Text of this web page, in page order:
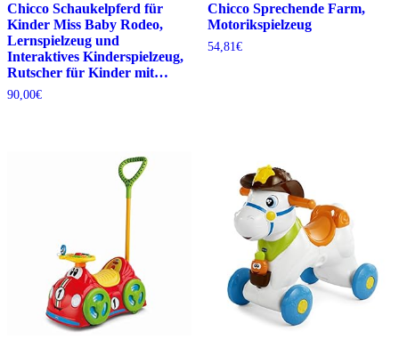
Chicco Schaukelpferd für
Kinder Miss Baby Rodeo,
Lernspielzeug und
Interaktives Kinderspielzeug,
Rutscher für Kinder mit…
90,00€
Chicco Sprechende Farm,
Motorikspielzeug
54,81€